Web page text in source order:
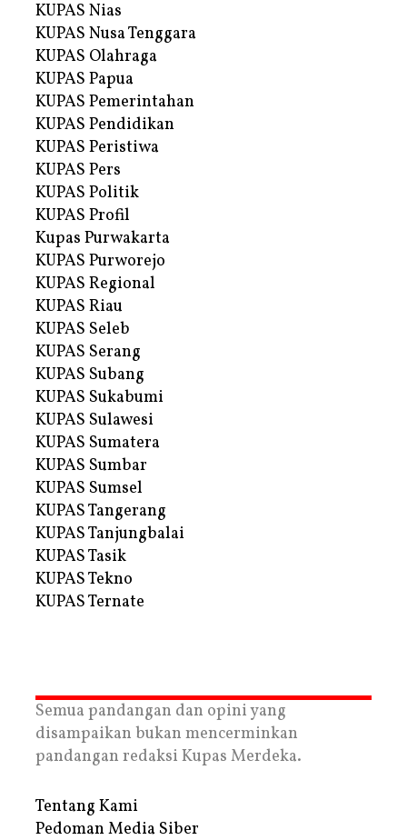
KUPAS Nias
KUPAS Nusa Tenggara
KUPAS Olahraga
KUPAS Papua
KUPAS Pemerintahan
KUPAS Pendidikan
KUPAS Peristiwa
KUPAS Pers
KUPAS Politik
KUPAS Profil
Kupas Purwakarta
KUPAS Purworejo
KUPAS Regional
KUPAS Riau
KUPAS Seleb
KUPAS Serang
KUPAS Subang
KUPAS Sukabumi
KUPAS Sulawesi
KUPAS Sumatera
KUPAS Sumbar
KUPAS Sumsel
KUPAS Tangerang
KUPAS Tanjungbalai
KUPAS Tasik
KUPAS Tekno
KUPAS Ternate
Semua pandangan dan opini yang
disampaikan bukan mencerminkan
pandangan redaksi Kupas Merdeka.
Tentang Kami
Pedoman Media Siber